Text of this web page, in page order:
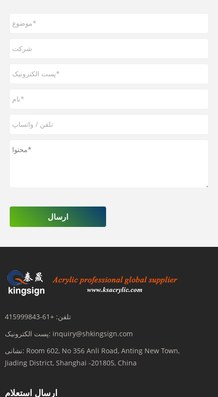
ارسال
تلفن: +61-415999843
پست الکترونیک: inquiry@shkingsign.com
نشانی: Room 602, No 356 Anli Road, Anting New Town,
Jiading District, Shanghai -201805, China
ارسال استعلام